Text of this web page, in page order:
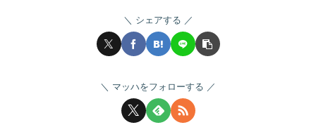
シェアする
マッハをフォローする